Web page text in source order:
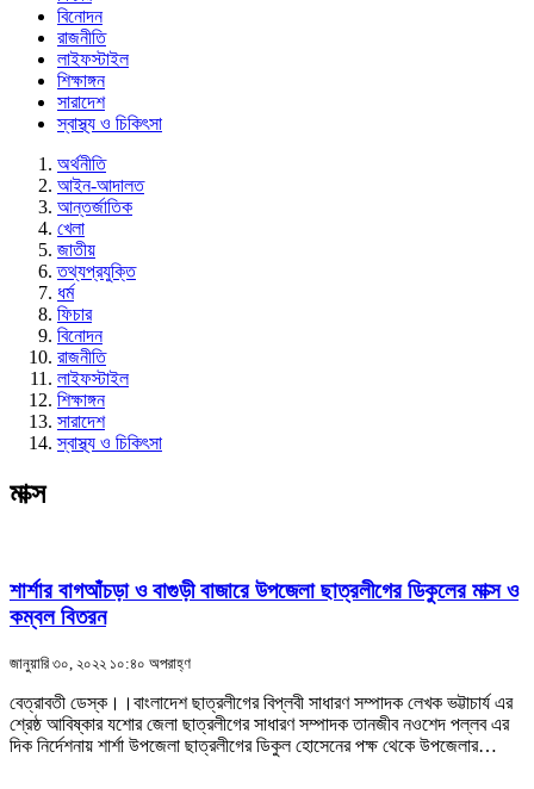
বিনোদন
রাজনীতি
লাইফস্টাইল
শিক্ষাঙ্গন
সারাদেশ
স্বাস্থ্য ও চিকিৎসা
অর্থনীতি
আইন-আদালত
আন্তর্জাতিক
খেলা
জাতীয়
তথ্যপ্রযুক্তি
ধর্ম
ফিচার
বিনোদন
রাজনীতি
লাইফস্টাইল
শিক্ষাঙ্গন
সারাদেশ
স্বাস্থ্য ও চিকিৎসা
মাক্স
শার্শার বাগআঁচড়া ও বাগুড়ী বাজারে উপজেলা ছাত্রলীগের ডিকুলের মাক্স ও
কম্বল বিতরন
জানুয়ারি ৩০, ২০২২ ১০:৪০ অপরাহ্ণ
বেত্রাবতী ডেস্ক।।বাংলাদেশ ছাত্রলীগের বিপ্লবী সাধারণ সম্পাদক লেখক ভট্টাচার্য এর
শ্রেষ্ঠ আবিষ্কার যশোর জেলা ছাত্রলীগের সাধারণ সম্পাদক তানজীব নওশেদ পল্লব এর
দিক নির্দেশনায় শার্শা উপজেলা ছাত্রলীগের ডিকুল হোসেনের পক্ষ থেকে উপজেলার…